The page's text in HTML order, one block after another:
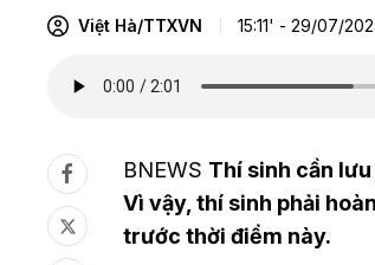
Việt Hà/TTXVN 15:11' - 29/07/
BNEWS Thí sinh cần
Vì vậy, thí sinh phải
trước thời điểm này.